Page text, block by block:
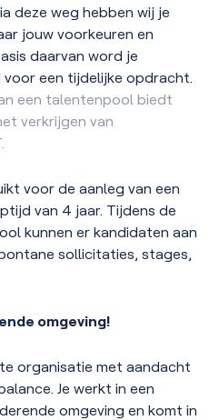
deze weg hebben wij je
jouw voorkeuren en
daarvan word je
een tijdelijke opdracht.
een talentenpool biedt
verkrijgen van
voor de aanleg van een
van 4 jaar. Tijdens de
kunnen er kandidaten aan
sollicitaties, stages,
omgeving!
organisatie met aandacht
Je werkt in een
omgeving en komt in